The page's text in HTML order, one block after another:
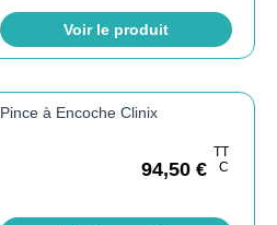
Voir le produit
Pince à Encoche Clinix
94,50 €
TT
C